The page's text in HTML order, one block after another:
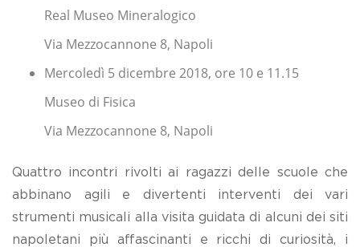
Real Museo Mineralogico
Via Mezzocannone 8, Napoli
Mercoledì 5 dicembre 2018, ore 10 e 11.15
Museo di Fisica
Via Mezzocannone 8, Napoli
Quattro incontri rivolti ai ragazzi delle scuole che
abbinano agili e divertenti interventi dei vari
strumenti musicali alla visita guidata di alcuni dei siti
napoletani più affascinanti e ricchi di curiosità, i